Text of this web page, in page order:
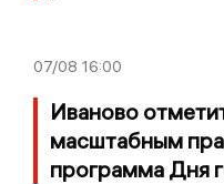
07/08 16:00
Иваново
масштабным
программа Дня